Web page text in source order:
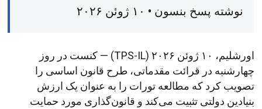
نوشته پسخ بنسون • ۱۰ ژوئن ۲۰۲۶
اورشلیم، ۱۰ ژوئن ۲۰۲۶ (TPS-IL) — کنست در روز
چهارشنبه در قرائت مقدماتی، طرح قانون اساسی را
تصویب کرد که مطالعه تورات را به عنوان یک ارزش
بنیادین دولتی تثبیت می‌کند و قانون‌گذاری مورد حمایت